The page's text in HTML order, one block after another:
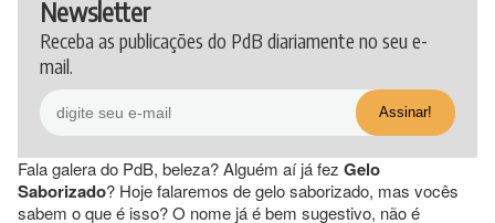
Newsletter
Receba as publicações do PdB diariamente no seu e-
mail.
Fala galera do PdB, beleza? Alguém aí já fez Gelo
Saborizado? Hoje falaremos de gelo saborizado, mas vocês
sabem o que é isso? O nome já é bem sugestivo, não é